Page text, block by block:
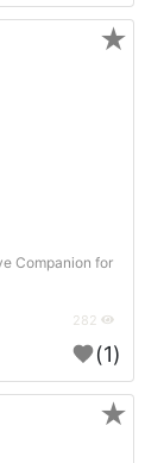
Companion for
(1)
★
★